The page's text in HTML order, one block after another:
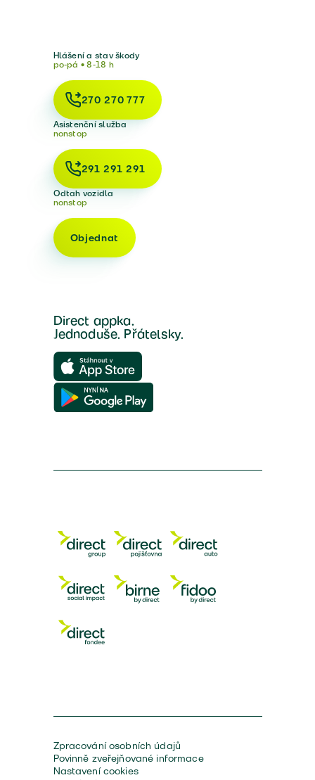
Hlášení a stav škody
po-pá • 8-18 h
270 270 777
Asistenční služba
nonstop
291 291 291
Odtah vozidla
nonstop
Objednat
Direct appka.
Jednoduše. Přátelsky.
Zpracování osobních údajů
Povinně zveřejňované informace
Nastavení cookies